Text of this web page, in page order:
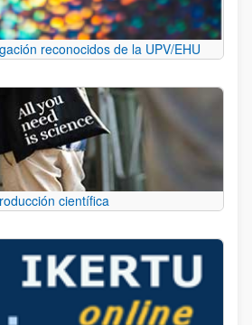
reconocidos de la UPV/EHU
científica